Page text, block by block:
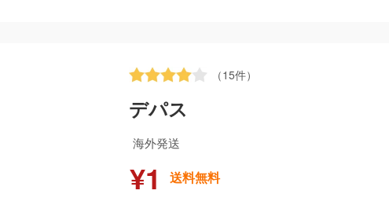
（15件）
デパス
海外発送
¥1 送料無料